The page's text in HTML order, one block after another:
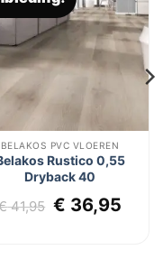
aan
verlanglijst
BELAKOS PVC VLOEREN
Rustico 0,55
Dryback 40
41,95 € 36,95